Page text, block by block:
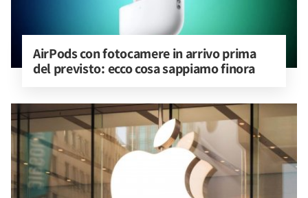
AirPods con fotocamere in arrivo prima
del previsto: ecco cosa sappiamo finora